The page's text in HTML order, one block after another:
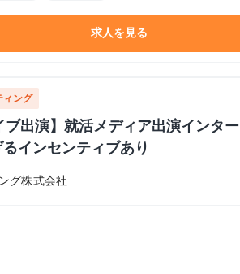
求人を見る
ィング
ブ出演】就活メディア出演インター
インセンティブあり
グ株式会社